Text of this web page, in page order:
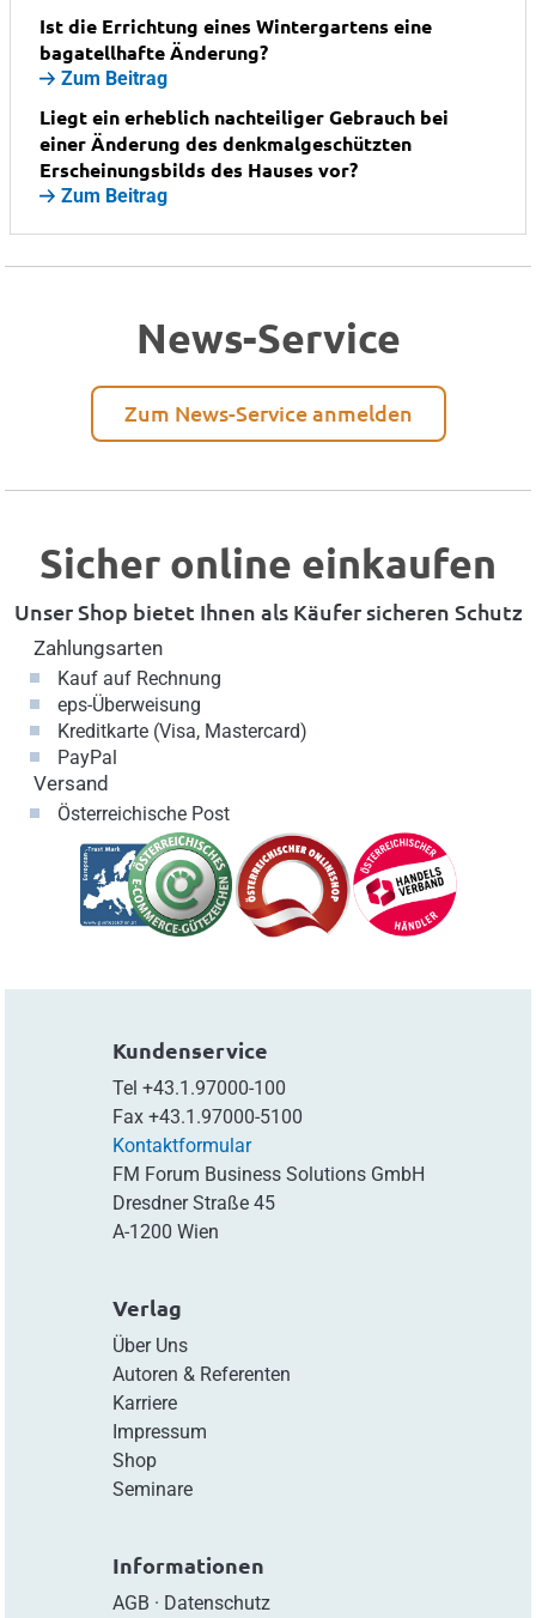
Ist die Errichtung eines Wintergartens eine
bagatellhafte Änderung?
Zum Beitrag
Liegt ein erheblich nachteiliger Gebrauch bei
einer Änderung des denkmalgeschützten
Erscheinungsbilds des Hauses vor?
Zum Beitrag
News-Service
Zum News-Service anmelden
Sicher online einkaufen
Unser Shop bietet Ihnen als Käufer sicheren Schutz
Zahlungsarten
Kauf auf Rechnung
eps-Überweisung
Kreditkarte (Visa, Mastercard)
PayPal
Versand
Österreichische Post
Kundenservice
Tel +43.1.97000-100
Fax +43.1.97000-5100
Kontaktformular
FM Forum Business Solutions GmbH
Dresdner Straße 45
A-1200 Wien
Verlag
Über Uns
Autoren & Referenten
Karriere
Impressum
Shop
Seminare
Informationen
AGB · Datenschutz